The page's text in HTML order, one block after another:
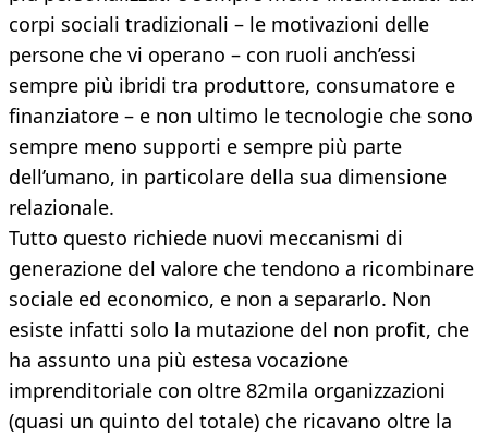
corpi sociali tradizionali – le motivazioni delle
persone che vi operano – con ruoli anch’essi
sempre più ibridi tra produttore, consumatore e
finanziatore – e non ultimo le tecnologie che sono
sempre meno supporti e sempre più parte
dell’umano, in particolare della sua dimensione
relazionale.
Tutto questo richiede nuovi meccanismi di
generazione del valore che tendono a ricombinare
sociale ed economico, e non a separarlo. Non
esiste infatti solo la mutazione del non profit, che
ha assunto una più estesa vocazione
imprenditoriale con oltre 82mila organizzazioni
(quasi un quinto del totale) che ricavano oltre la